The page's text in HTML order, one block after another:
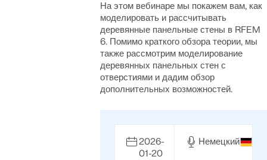
На этом вебинаре мы покажем вам, как
моделировать и рассчитывать
деревянные панельные стены в RFEM
6. Помимо краткого обзора теории, мы
также рассмотрим моделирование
деревянных панельных стен с
отверстиями и дадим обзор
дополнительных возможностей.
2026-
01-20
Немецкий